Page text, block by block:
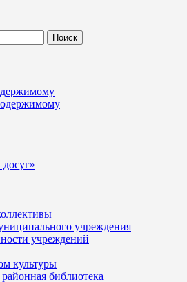
района "Культура и
учреждения
учреждений
культуры
библиотека